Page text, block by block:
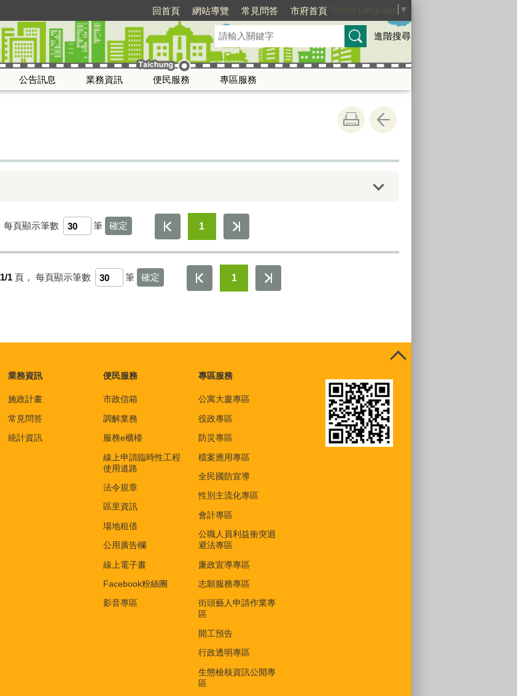
回首頁 網站導覽 常見問答 市府首頁 ▼
進階搜尋
公告訊息 業務資訊 便民服務
專區服務
每頁顯示筆數 筆 1
1/1 頁， 每頁顯示筆數 筆 1
業務資訊
施政計畫
常見問答
統計資訊
便民服務
市政信箱
調解業務
服務e櫃檯
線上申請臨時性工程
使用道路
法令規章
區里資訊
場地租借
公用廣告欄
線上電子書
Facebook粉絲團
影音專區
專區服務
公寓大廈專區
役政專區
防災專區
檔案應用專區
全民國防宣導
性別主流化專區
會計專區
公職人員利益衝突迴
避法專區
廉政宣導專區
志願服務專區
街頭藝人申請作業專
區
開工預告
行政透明專區
生態檢核資訊公開專
區